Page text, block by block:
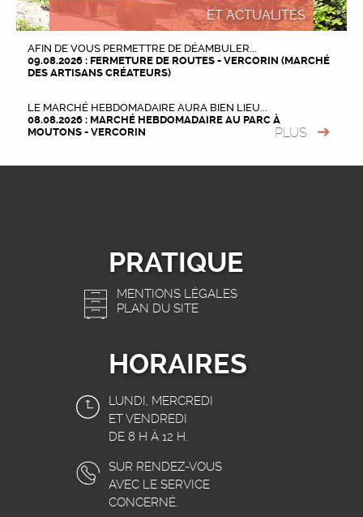
ET ACTUALITÉS
AFIN DE VOUS PERMETTRE DE DÉAMBULER...
09.08.2026 : FERMETURE DE ROUTES - VERCORIN (MARCHÉ
DES ARTISANS CRÉATEURS)
LE MARCHÉ HEBDOMADAIRE AURA BIEN LIEU...
08.08.2026 : MARCHÉ HEBDOMADAIRE AU PARC À
MOUTONS - VERCORIN
PLUS
PRATIQUE
MENTIONS LÉGALES
PLAN DU SITE
HORAIRES
LUNDI, MERCREDI
ET VENDREDI
DE 8 H À 12 H.
SUR RENDEZ-VOUS
AVEC LE SERVICE
CONCERNÉ.